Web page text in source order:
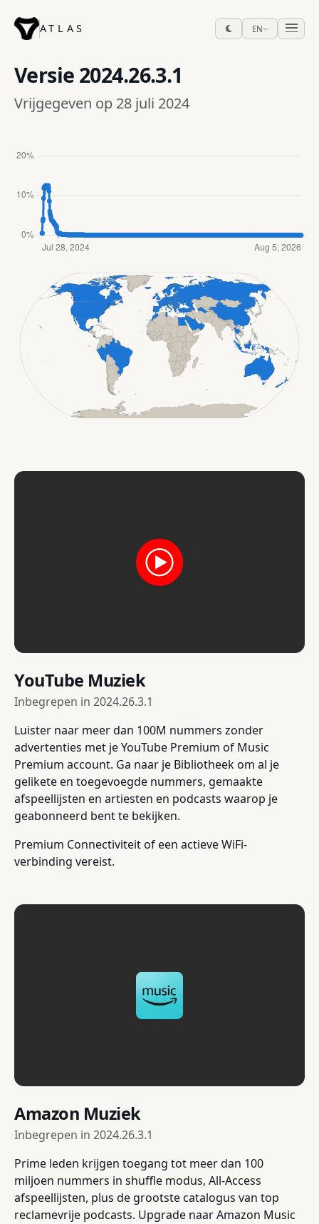
ATLAS EN
Versie 2024.26.3.1
Vrijgegeven op 28 juli 2024
YouTube Muziek
Inbegrepen in 2024.26.3.1
Luister naar meer dan 100M nummers zonder
advertenties met je YouTube Premium of Music
Premium account. Ga naar je Bibliotheek om al je
gelikete en toegevoegde nummers, gemaakte
afspeellijsten en artiesten en podcasts waarop je
geabonneerd bent te bekijken.
Premium Connectiviteit of een actieve WiFi-
verbinding vereist.
Amazon Muziek
Inbegrepen in 2024.26.3.1
Prime leden krijgen toegang tot meer dan 100
miljoen nummers in shuffle modus, All-Access
afspeellijsten, plus de grootste catalogus van top
reclamevrije podcasts. Upgrade naar Amazon Music